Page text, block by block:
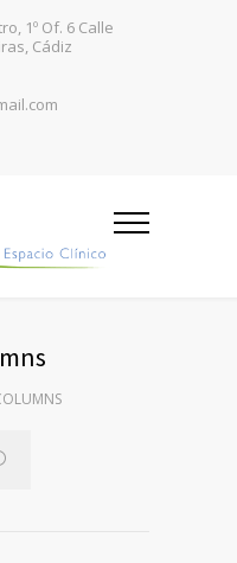
1º Of. 6 Calle
Cádiz